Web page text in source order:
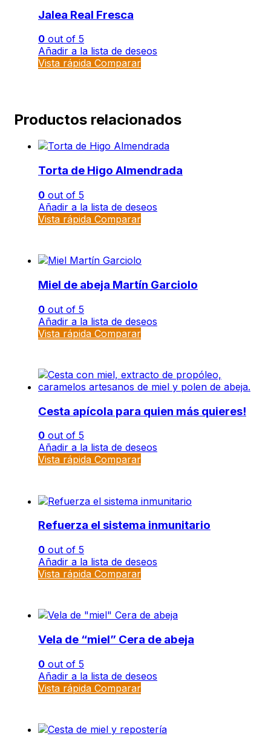
Jalea Real Fresca
0 out of 5
Añadir a la lista de deseos
Vista rápida Comparar
Productos relacionados
Torta de Higo Almendrada
0 out of 5
Añadir a la lista de deseos
Vista rápida Comparar
Miel de abeja Martín Garciolo
0 out of 5
Añadir a la lista de deseos
Vista rápida Comparar
Cesta apícola para quien más quieres!
0 out of 5
Añadir a la lista de deseos
Vista rápida Comparar
Refuerza el sistema inmunitario
0 out of 5
Añadir a la lista de deseos
Vista rápida Comparar
Vela de “miel” Cera de abeja
0 out of 5
Añadir a la lista de deseos
Vista rápida Comparar